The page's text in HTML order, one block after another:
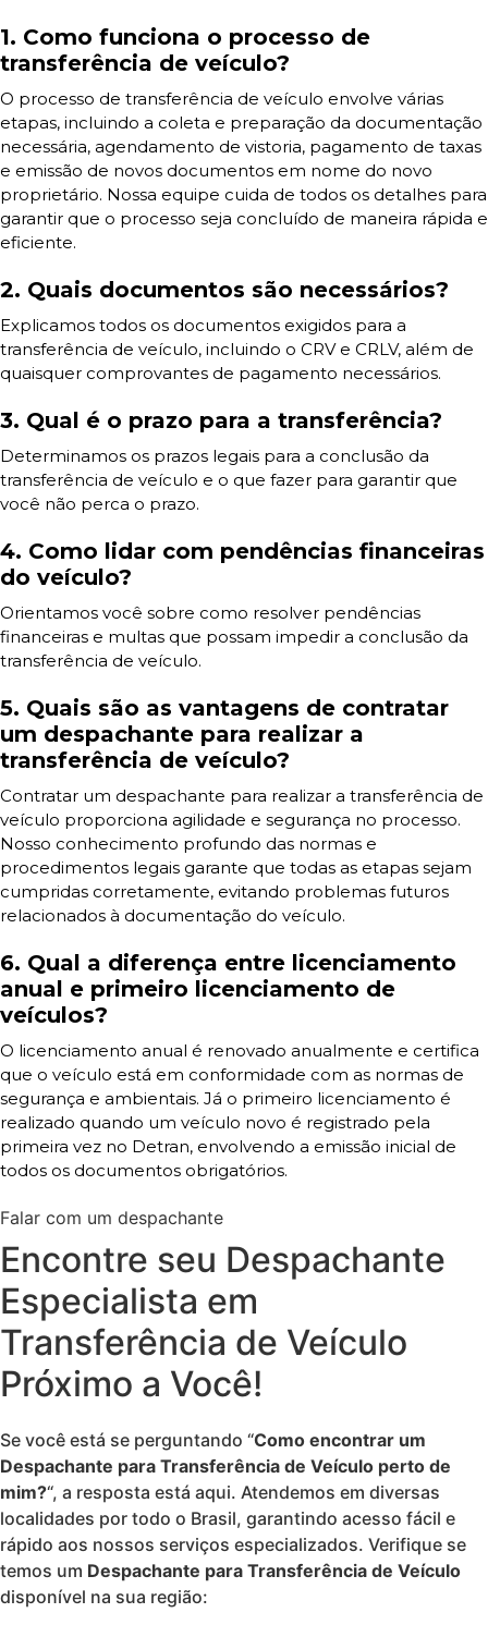
1. Como funciona o processo de
transferência de veículo?
O processo de transferência de veículo envolve várias
etapas, incluindo a coleta e preparação da documentação
necessária, agendamento de vistoria, pagamento de taxas
e emissão de novos documentos em nome do novo
proprietário. Nossa equipe cuida de todos os detalhes para
garantir que o processo seja concluído de maneira rápida e
eficiente.
2. Quais documentos são necessários?
Explicamos todos os documentos exigidos para a
transferência de veículo, incluindo o CRV e CRLV, além de
quaisquer comprovantes de pagamento necessários.
3. Qual é o prazo para a transferência?
Determinamos os prazos legais para a conclusão da
transferência de veículo e o que fazer para garantir que
você não perca o prazo.
4. Como lidar com pendências financeiras
do veículo?
Orientamos você sobre como resolver pendências
financeiras e multas que possam impedir a conclusão da
transferência de veículo.
5. Quais são as vantagens de contratar
um despachante para realizar a
transferência de veículo?
Contratar um despachante para realizar a transferência de
veículo proporciona agilidade e segurança no processo.
Nosso conhecimento profundo das normas e
procedimentos legais garante que todas as etapas sejam
cumpridas corretamente, evitando problemas futuros
relacionados à documentação do veículo.
6. Qual a diferença entre licenciamento
anual e primeiro licenciamento de
veículos?
O licenciamento anual é renovado anualmente e certifica
que o veículo está em conformidade com as normas de
segurança e ambientais. Já o primeiro licenciamento é
realizado quando um veículo novo é registrado pela
primeira vez no Detran, envolvendo a emissão inicial de
todos os documentos obrigatórios.
Falar com um despachante
Encontre seu Despachante
Especialista em
Transferência de Veículo
Próximo a Você!
Se você está se perguntando “Como encontrar um
Despachante para Transferência de Veículo perto de
mim?“, a resposta está aqui. Atendemos em diversas
localidades por todo o Brasil, garantindo acesso fácil e
rápido aos nossos serviços especializados. Verifique se
temos um Despachante para Transferência de Veículo
disponível na sua região: